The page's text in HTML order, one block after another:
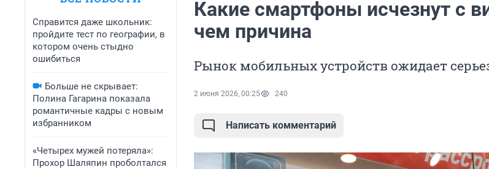
Справится даже школьник:
пройдите тест по географии, в
котором очень стыдно
ошибиться
Больше не скрывает:
Полина Гагарина показала
романтичные кадры с новым
избранником
«Четырех мужей потеряла»:
Прохор Шаляпин проболтался
Какие смартфоны исчезнут с
чем причина
Рынок мобильных устройств ожидает
2 июня 2026, 00:25 240
Написать комментарий